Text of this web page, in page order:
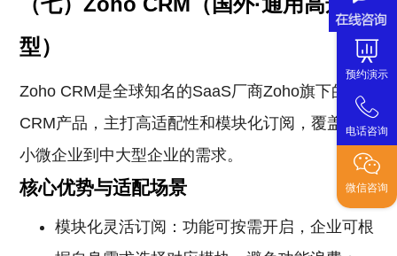
预约演示
电话咨询
微信咨询
型）
Zoho CRM是全球知名的SaaS厂商Zoho旗下的
CRM产品，主打高适配性和模块化订阅，覆盖从中
小微企业到中大型企业的需求。
核心优势与适配场景
模块化灵活订阅：功能可按需开启，企业可根